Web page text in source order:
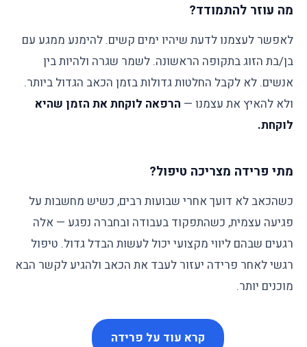
מה עוזר להתמודד?
לאפשר לעצמנו לדעת שיהיו ימים קשים. להימנע ממגע עם
בן/בת הזוג בתקופה הראשונה. לשמר שגרה ולהיות בין
אנשים. לא לקבל החלטות גדולות בזמן הכאב הגדול ביותר.
ולא להאיץ את עצמנו — הרפאה לוקחת את הזמן שהיא
לוקחת.
מתי פרידה מצריכה טיפול?
כשהכאב לא דועך אחרי שבועות רבים, כשיש מחשבות על
פגיעה עצמית, כשהתפקוד בעבודה ובחברה נפגע — אלה
רגעים שבהם ליווי מקצועי יכול לעשות הבדל גדול. טיפול
רגשי לאחר פרידה יעזור לעבד את הכאב ולהגיע לקשר הבא
מוכנים יותר.
קרא עוד על פרידה